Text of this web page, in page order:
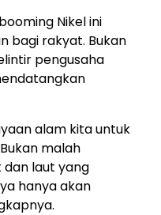
Nikel ini
bagi rakyat. Bukan
pengusaha
alam kita untuk
malah
dan laut yang
hanya akan